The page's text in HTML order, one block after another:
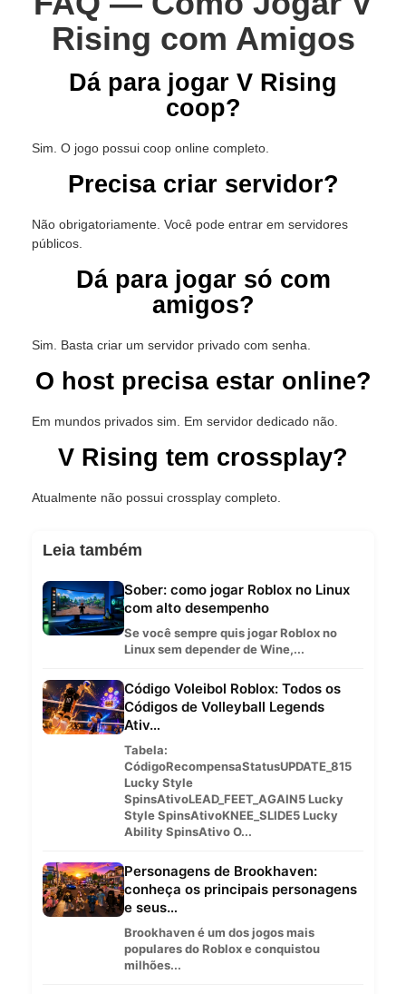
Rising com Amigos
Dá para jogar V Rising
coop?
Sim. O jogo possui coop online completo.
Precisa criar servidor?
Não obrigatoriamente. Você pode entrar em servidores
públicos.
Dá para jogar só com
amigos?
Sim. Basta criar um servidor privado com senha.
O host precisa estar online?
Em mundos privados sim. Em servidor dedicado não.
V Rising tem crossplay?
Atualmente não possui crossplay completo.
Leia também
Sober: como jogar Roblox no Linux
com alto desempenho
Se você sempre quis jogar Roblox no
Linux sem depender de Wine,...
Código Voleibol Roblox: Todos os
Códigos de Volleyball Legends
Ativ…
Tabela:
CódigoRecompensaStatusUPDATE_815
Lucky Style
SpinsAtivoLEAD_FEET_AGAIN5 Lucky
Style SpinsAtivoKNEE_SLIDE5 Lucky
Ability SpinsAtivo O...
Personagens de Brookhaven:
conheça os principais personagens
e seus…
Brookhaven é um dos jogos mais
populares do Roblox e conquistou
milhões...